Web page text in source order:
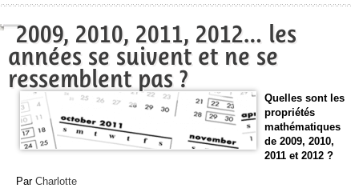
2009, 2010, 2011, 2012… les
années se suivent et ne se
ressemblent pas ?
Quelles sont les
propriétés
mathématiques
de 2009, 2010,
2011 et 2012 ?
Par Charlotte